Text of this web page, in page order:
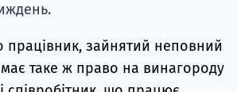
працівник, зайнятий неповний
таке ж право на винагороду